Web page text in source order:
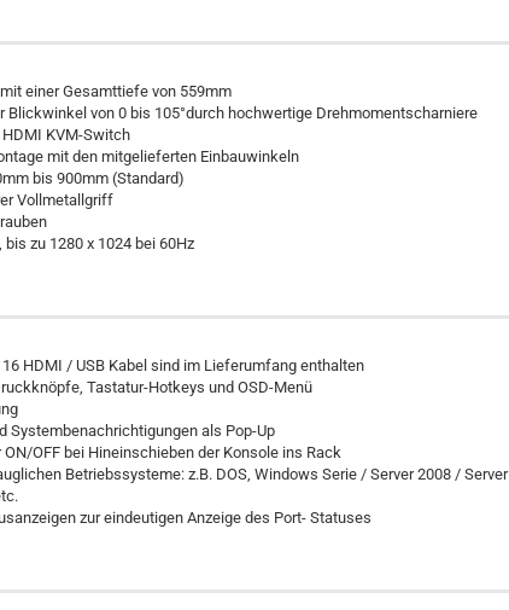
mit einer Gesamttiefe von 559mm
Blickwinkel von 0 bis 105°durch hochwertige Drehmomentscharniere
KVM-Switch
mit den mitgelieferten Einbauwinkeln
bis 900mm (Standard)
Vollmetallgriff
zu 1280 x 1024 bei 60Hz
HDMI / USB Kabel sind im Lieferumfang enthalten
Tastatur-Hotkeys und OSD-Menü
Systembenachrichtigungen als Pop-Up
OFF bei Hineinschieben der Konsole ins Rack
Betriebssysteme: z.B. DOS, Windows Serie / Server 2008 / Server
zur eindeutigen Anzeige des Port- Statuses